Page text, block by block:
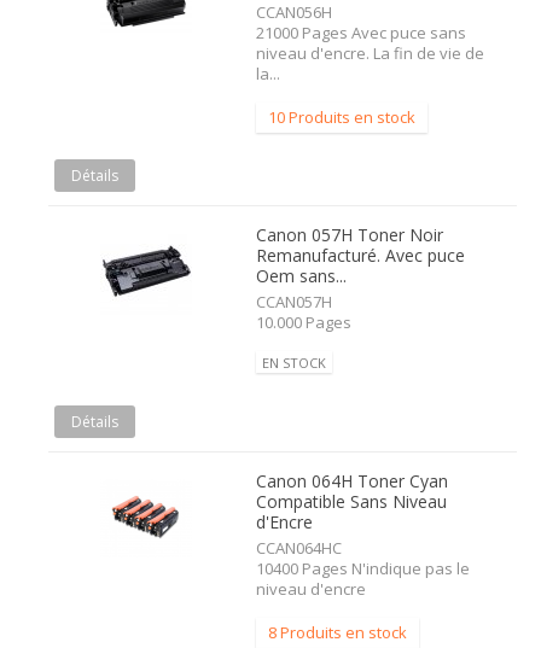
CCAN056H
21000 Pages Avec puce sans
niveau d'encre. La fin de vie de
la...
10 Produits en stock
Détails
Canon 057H Toner Noir
Remanufacturé. Avec puce
Oem sans...
CCAN057H
10.000 Pages
EN STOCK
Détails
Canon 064H Toner Cyan
Compatible Sans Niveau
d'Encre
CCAN064HC
10400 Pages N'indique pas le
niveau d'encre
8 Produits en stock